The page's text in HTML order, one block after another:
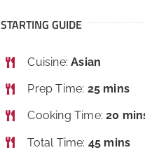
STARTING GUIDE
Cuisine:Asian
Prep Time: 25 mins
Cooking Time:20
Total Time: 45 mins